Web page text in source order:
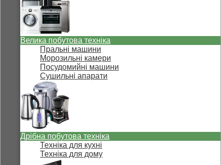
Велика побутова техніка
Пральні машини
Морозильні камери
Посудомийні машини
Сушильні апарати
Дрібна побутова техніка
Техніка для кухні
Техніка для дому